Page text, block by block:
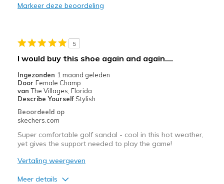
Beste toepassingen
Width
Feels true to width
Sizing
Feels true to size
Markeer deze beoordeling
5
I would buy this shoe again and again....
Ingezonden 1 maand geleden
Door Female Champ
van The Villages, Florida
Describe Yourself Stylish
Beoordeeld op
skechers.com
Super comfortable golf sandal - cool in this hot weather,
yet gives the support needed to play the game!
Vertaling weergeven
Meer details